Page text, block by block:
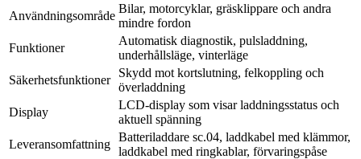
Användningsområde
Bilar, motorcyklar, gräsklippare och andra
mindre fordon
Funktioner
Automatisk diagnostik, pulsladdning,
underhållsläge, vinterläge
Säkerhetsfunktioner
Skydd mot kortslutning, felkoppling och
överladdning
Display
LCD-display som visar laddningsstatus och
aktuell spänning
Leveransomfattning
Batteriladdare sc.04, laddkabel med klämmor,
laddkabel med ringkablar, förvaringspåse